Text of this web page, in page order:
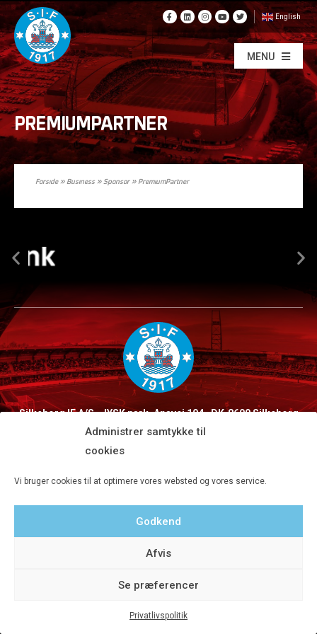
Administrer samtykke til
cookies
Vi bruger cookies til at optimere vores websted og vores service.
Godkend
Afvis
Se præferencer
Privatlivspolitik
English
MENU
PREMIUMPARTNER
Forside»Business »Sponsor»PremiumPartner
Silkeborg IF A/S · JYSK park, Ansvej 104 · DK-8600 Silkeborg
Tlf 8680 4477 · Fax 8680 4647 · Kontortid man-fre kl. 9-15
© 2020 Silkeborg IF A/S - Designet af Aveo - web&marketing